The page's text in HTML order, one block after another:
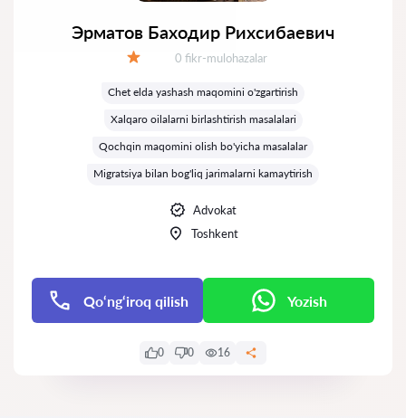
Эрматов Баходир Рихсибаевич
Fikrlar:
0 fikr-mulohazalar
Chet elda yashash maqomini o'zgartirish
Xalqaro oilalarni birlashtirish masalalari
Qochqin maqomini olish bo'yicha masalalar
Migratsiya bilan bog'liq jarimalarni kamaytirish
Advokat
Toshkent
Qo‘ng‘iroq qilish Yozish
0 0 16